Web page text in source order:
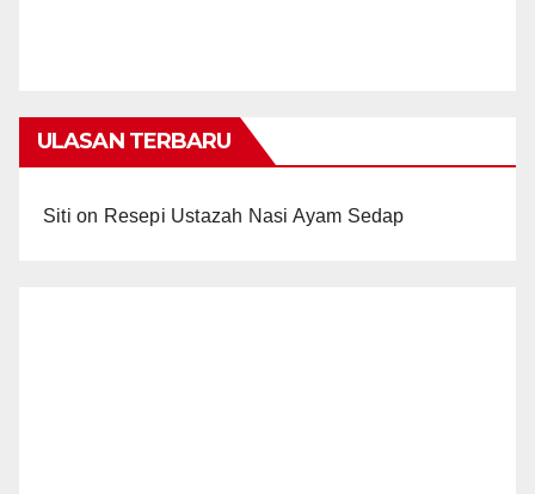
ULASAN TERBARU
Siti on Resepi Ustazah Nasi Ayam Sedap